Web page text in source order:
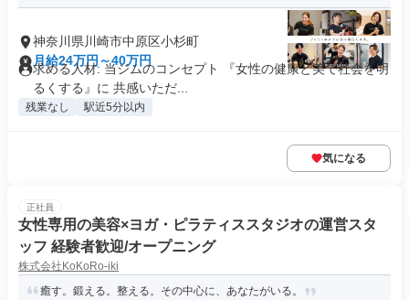
神奈川県川崎市中原区小杉町
月給24万円～40万円
求める人材: 当ジムのコンセプト 『女性の健康と美で社会を明
るくする』に 共感いただ...
残業なし 駅近5分以内
気になる
正社員
女性専用の美容×ヨガ・ピラティススタジオの運営スタ
ッフ 経験者歓迎/オープニング
株式会社KoKoRo-iki
癒す。鍛える。整える。その中心に、あなたがいる。